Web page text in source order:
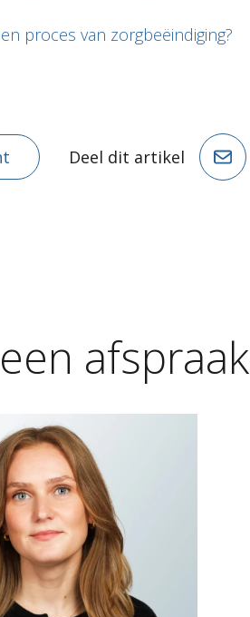
proces van zorgbeëindiging?
Deel dit artikel
een afspraak